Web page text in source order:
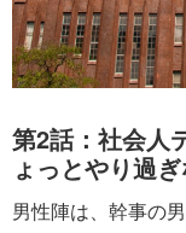
第2話：社会人
ょっとやり過
男性陣は、幹事の